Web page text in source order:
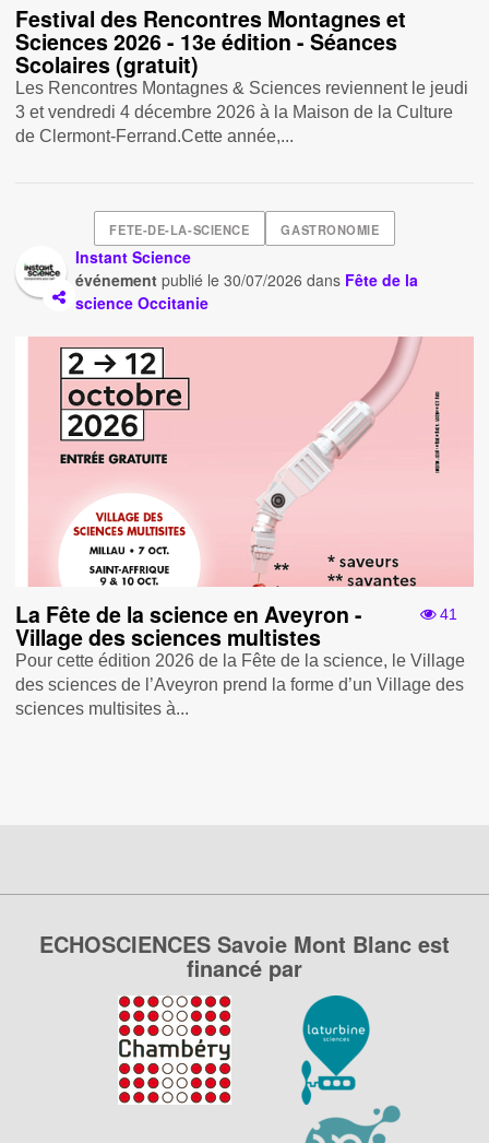
Festival des Rencontres Montagnes et
Sciences 2026 - 13e édition - Séances
Scolaires (gratuit)
Les Rencontres Montagnes & Sciences reviennent le jeudi
3 et vendredi 4 décembre 2026 à la Maison de la Culture
de Clermont-Ferrand.Cette année,...
FETE-DE-LA-SCIENCE GASTRONOMIE
Instant Science
événement publié le30/07/2026 dans Fête de la
science Occitanie
41
La Fête de la science en Aveyron -
Village des sciences multistes
Pour cette édition 2026 de la Fête de la science, le Village
des sciences de l’Aveyron prend la forme d’un Village des
sciences multisites à...
ECHOSCIENCES Savoie Mont Blanc est
financé par